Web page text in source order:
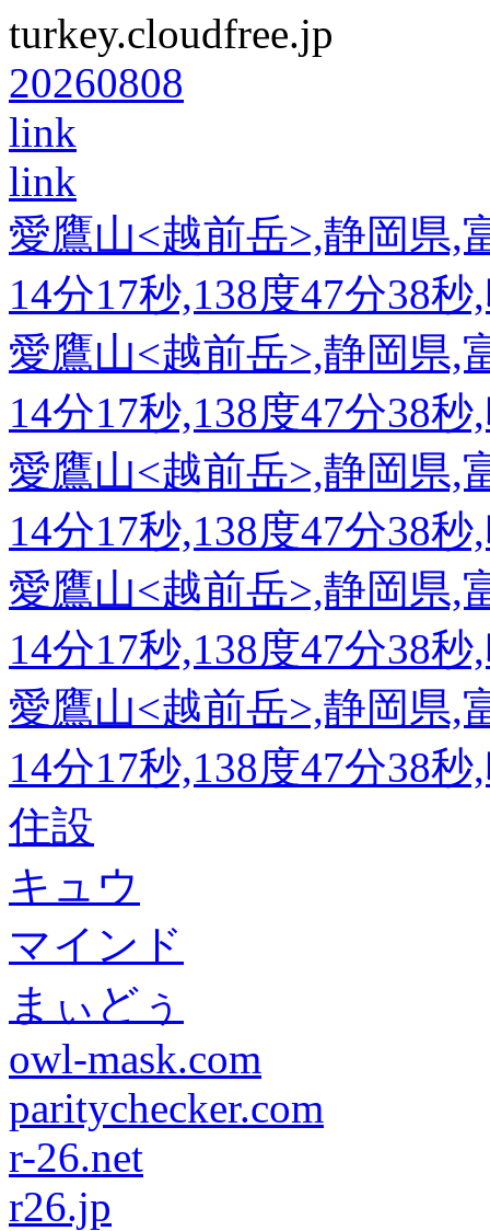
turkey.cloudfree.jp
20260808
link
link
愛鷹山<越前岳>,静岡県,
14分17秒,138度47分38
愛鷹山<越前岳>,静岡県,
14分17秒,138度47分38
愛鷹山<越前岳>,静岡県,
14分17秒,138度47分38
愛鷹山<越前岳>,静岡県,
14分17秒,138度47分38
愛鷹山<越前岳>,静岡県,
14分17秒,138度47分38
住設
キュウ
マインド
まぃどぅ
owl-mask.com
paritychecker.com
r-26.net
r26.jp